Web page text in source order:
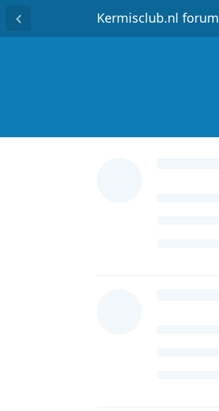
Kermisclub.nl forum